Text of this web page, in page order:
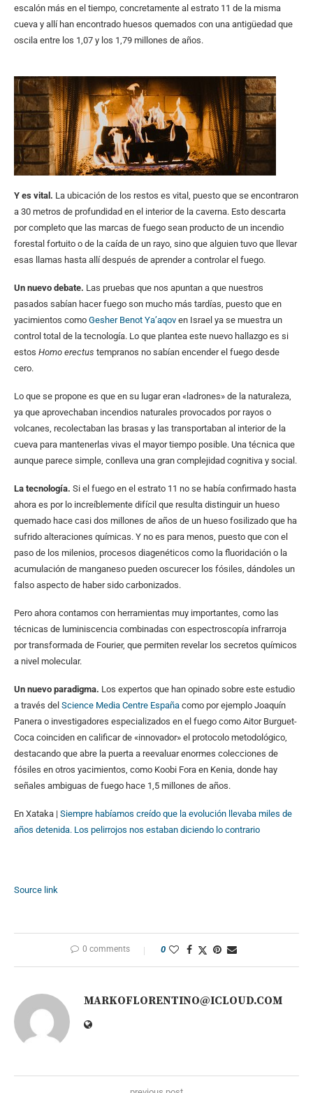
escalón más en el tiempo, concretamente al estrato 11 de la misma
cueva y allí han encontrado huesos quemados con una antigüedad que
oscila entre los 1,07 y los 1,79 millones de años.
Y es vital. La ubicación de los restos es vital, puesto que se encontraron
a 30 metros de profundidad en el interior de la caverna. Esto descarta
por completo que las marcas de fuego sean producto de un incendio
forestal fortuito o de la caída de un rayo, sino que alguien tuvo que llevar
esas llamas hasta allí después de aprender a controlar el fuego.
Un nuevo debate. Las pruebas que nos apuntan a que nuestros
pasados sabían hacer fuego son mucho más tardías, puesto que en
yacimientos como Gesher Benot Ya’aqov en Israel ya se muestra un
control total de la tecnología. Lo que plantea este nuevo hallazgo es si
estos Homo erectus tempranos no sabían encender el fuego desde
cero.
Lo que se propone es que en su lugar eran «ladrones» de la naturaleza,
ya que aprovechaban incendios naturales provocados por rayos o
volcanes, recolectaban las brasas y las transportaban al interior de la
cueva para mantenerlas vivas el mayor tiempo posible. Una técnica que
aunque parece simple, conlleva una gran complejidad cognitiva y social.
La tecnología. Si el fuego en el estrato 11 no se había confirmado hasta
ahora es por lo increíblemente difícil que resulta distinguir un hueso
quemado hace casi dos millones de años de un hueso fosilizado que ha
sufrido alteraciones químicas. Y no es para menos, puesto que con el
paso de los milenios, procesos diagenéticos como la fluoridación o la
acumulación de manganeso pueden oscurecer los fósiles, dándoles un
falso aspecto de haber sido carbonizados.
Pero ahora contamos con herramientas muy importantes, como las
técnicas de luminiscencia combinadas con espectroscopía infrarroja
por transformada de Fourier, que permiten revelar los secretos químicos
a nivel molecular.
Un nuevo paradigma. Los expertos que han opinado sobre este estudio
a través del Science Media Centre España como por ejemplo Joaquín
Panera o investigadores especializados en el fuego como Aitor Burguet-
Coca coinciden en calificar de «innovador» el protocolo metodológico,
destacando que abre la puerta a reevaluar enormes colecciones de
fósiles en otros yacimientos, como Koobi Fora en Kenia, donde hay
señales ambiguas de fuego hace 1,5 millones de años.
En Xataka | Siempre habíamos creído que la evolución llevaba miles de
años detenida. Los pelirrojos nos estaban diciendo lo contrario
Source link
0 comments 0
MARKOFLORENTINO@ICLOUD.COM